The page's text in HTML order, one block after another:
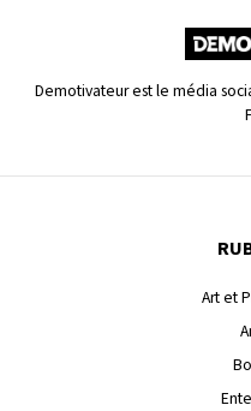
Demotivateur est le média
Art et